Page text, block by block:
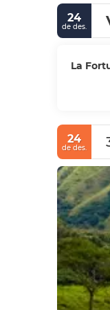
24
de des.
La
24
de des.